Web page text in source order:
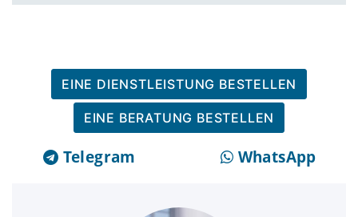
EINE DIENSTLEISTUNG BESTELLEN
EINE BERATUNG BESTELLEN
Telegram WhatsApp